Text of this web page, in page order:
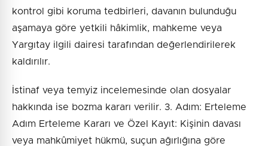
kontrol gibi koruma tedbirleri, davanın bulunduğu
aşamaya göre yetkili hâkimlik, mahkeme veya
Yargıtay ilgili dairesi tarafından değerlendirilerek
kaldırılır.
İstinaf veya temyiz incelemesinde olan dosyalar
hakkında ise bozma kararı verilir. 3. Adım: Erteleme
Adım Erteleme Kararı ve Özel Kayıt: Kişinin davası
veya mahkûmiyet hükmü, suçun ağırlığına göre